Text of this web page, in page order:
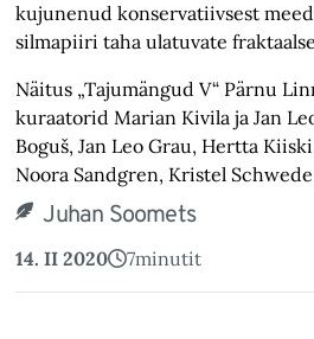
kujunenud konservatiivsest
silmapiiri taha ulatuvate
Näitus „Tajumängud V“ Pärnu
kuraatorid Marian Kivila ja Jan
Boguš, Jan Leo Grau, Hertta
Noora Sandgren, Kristel
Juhan Soomets
14. II 2020 7minutit